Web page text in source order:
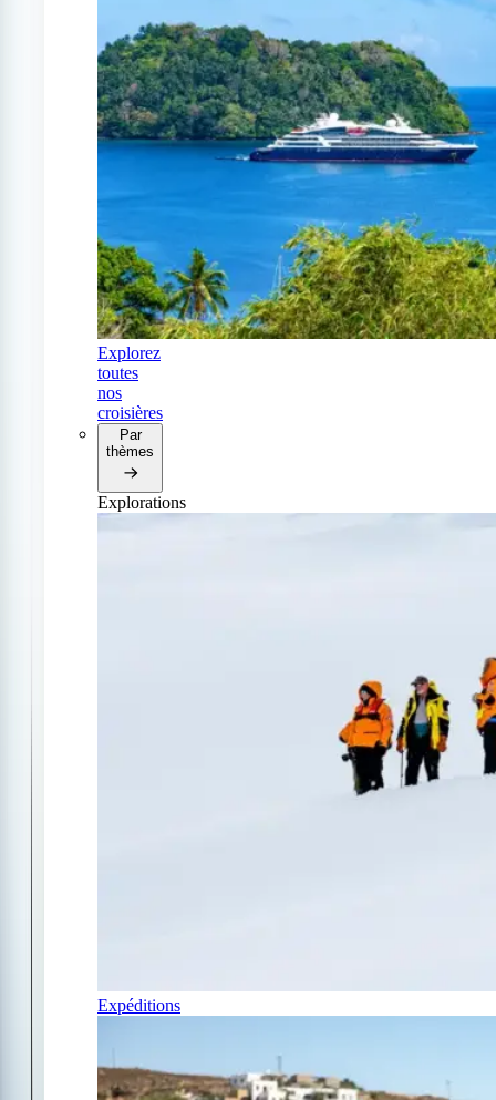
Explorez
toutes
nos
croisières
Par
thèmes
Explorations
Expéditions